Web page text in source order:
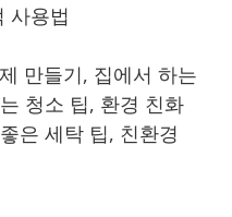
사용법
만들기, 집에서 하는
청소 팁, 환경 친화
은 세탁 팁, 친환경